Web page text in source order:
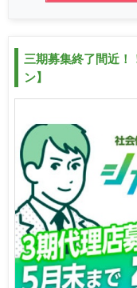
三期募集終了間近！
ン】